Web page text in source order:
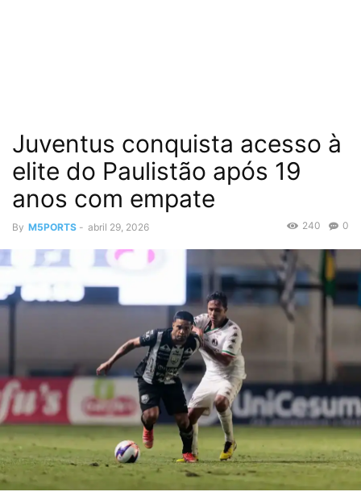
Juventus conquista acesso à
elite do Paulistão após 19
anos com empate
By M5PORTS - abril 29, 2026 0
240